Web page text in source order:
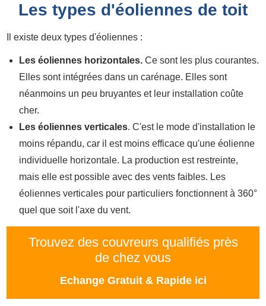
Les types d'éoliennes de toit
Il existe deux types d'éoliennes :
Les éoliennes horizontales. Ce sont les plus courantes.
Elles sont intégrées dans un carénage. Elles sont
néanmoins un peu bruyantes et leur installation coûte
cher.
Les éoliennes verticales. C'est le mode d'installation le
moins répandu, car il est moins efficace qu'une éolienne
individuelle horizontale. La production est restreinte,
mais elle est possible avec des vents faibles. Les
éoliennes verticales pour particuliers fonctionnent à 360°
quel que soit l'axe du vent.
Trouvez des couvreurs qualifiés près
de chez vous
Echange Gratuit & Rapide ici